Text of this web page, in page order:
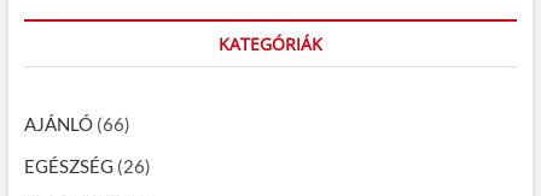
KATEGÓRIÁK
AJÁNLÓ(66)
EGÉSZSÉG (26)